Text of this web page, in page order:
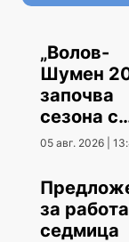
„Волов-
Шумен
започва
сезона с
05 авг. 2026 |
за
седмица